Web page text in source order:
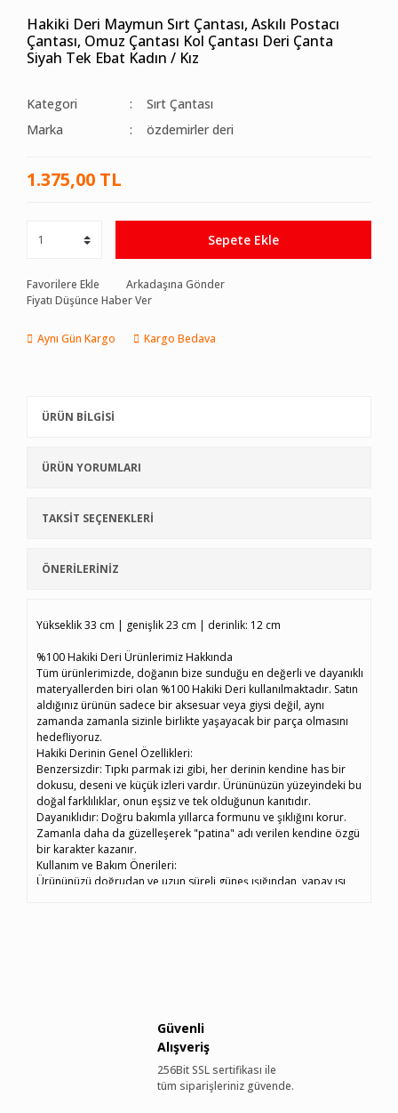
Hakiki Deri Maymun Sırt Çantası, Askılı Postacı
Çantası, Omuz Çantası Kol Çantası Deri Çanta
Siyah Tek Ebat Kadın / Kız
Kategori
Sırt Çantası
Marka
özdemirler deri
1.375,00 TL
Sepete Ekle
Favorilere Ekle
Arkadaşına Gönder
Fiyatı Düşünce Haber Ver
Aynı Gün Kargo Kargo Bedava
ÜRÜN BİLGİSİ
ÜRÜN YORUMLARI
TAKSİT SEÇENEKLERİ
ÖNERİLERİNİZ
Yükseklik 33 cm | genişlik 23 cm | derinlik: 12 cm
%100 Hakiki Deri Ürünlerimiz Hakkında
Tüm ürünlerimizde, doğanın bize sunduğu en değerli ve dayanıklı
materyallerden biri olan %100 Hakiki Deri kullanılmaktadır. Satın
aldığınız ürünün sadece bir aksesuar veya giysi değil, aynı
zamanda zamanla sizinle birlikte yaşayacak bir parça olmasını
hedefliyoruz.
Hakiki Derinin Genel Özellikleri:
Benzersizdir: Tıpkı parmak izi gibi, her derinin kendine has bir
dokusu, deseni ve küçük izleri vardır. Ürününüzün yüzeyindeki bu
doğal farklılıklar, onun eşsiz ve tek olduğunun kanıtıdır.
Dayanıklıdır: Doğru bakımla yıllarca formunu ve şıklığını korur.
Zamanla daha da güzelleşerek "patina" adı verilen kendine özgü
bir karakter kazanır.
Kullanım ve Bakım Önerileri:
Ürününüzü doğrudan ve uzun süreli güneş ışığından, yapay ısı
renk tonu farklılıkları bir kusur değil, derinin doğal yapısının bir
parçası ve hakiki olduğunun en önemli göstergesidir
Bu basit bakım adımlarıyla, ürününüzün kalitesini ve zarafetini
uzun yıllar boyunca koruyabilirsiniz.
Güvenli
Alışveriş
256Bit SSL sertifikası ile
tüm siparişleriniz güvende.